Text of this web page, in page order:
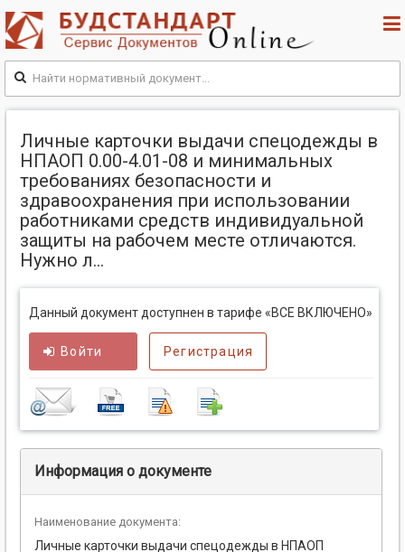
Личные карточки выдачи спецодежды в
НПАОП 0.00-4.01-08 и минимальных
требованиях безопасности и
здравоохранения при использовании
работниками средств индивидуальной
защиты на рабочем месте отличаются.
Нужно л...
Данный документ доступнен в тарифе «ВСЕ ВКЛЮЧЕНО»
Войти Регистрация
Информация о документе
Наименование документа:
Личные карточки выдачи спецодежды в НПАОП